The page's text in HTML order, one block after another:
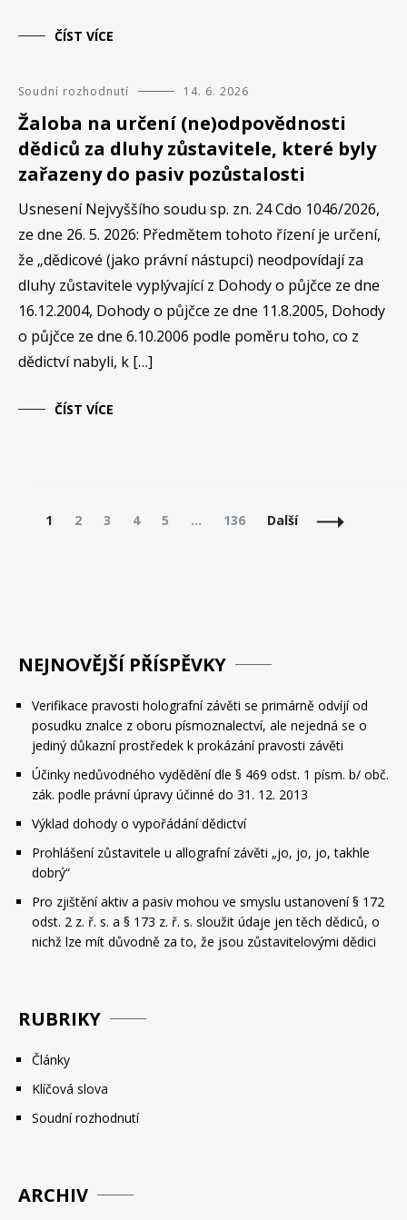
ČÍST VÍCE
Soudní rozhodnutí 14. 6. 2026
Žaloba na určení (ne)odpovědnosti
dědiců za dluhy zůstavitele, které byly
zařazeny do pasiv pozůstalosti
Usnesení Nejvyššího soudu sp. zn. 24 Cdo 1046/2026,
ze dne 26. 5. 2026: Předmětem tohoto řízení je určení,
že „dědicové (jako právní nástupci) neodpovídají za
dluhy zůstavitele vyplývající z Dohody o půjčce ze dne
16.12.2004, Dohody o půjčce ze dne 11.8.2005, Dohody
o půjčce ze dne 6.10.2006 podle poměru toho, co z
dědictví nabyli, k […]
ČÍST VÍCE
Navigace
Stránka
1 Stránka
2 Stránka
3 Stránka
4 Stránka
5 … Stránka
136 Další
NEJNOVĚJŠÍ PŘÍSPĚVKY
Verifikace pravosti holografní závěti se primárně odvíjí od
posudku znalce z oboru písmoznalectví, ale nejedná se o
jediný důkazní prostředek k prokázání pravosti závěti
Účinky nedůvodného vydědění dle § 469 odst. 1 písm. b/ obč.
zák. podle právní úpravy účinné do 31. 12. 2013
Výklad dohody o vypořádání dědictví
Prohlášení zůstavitele u allografní závěti „jo, jo, jo, takhle
dobrý“
Pro zjištění aktiv a pasiv mohou ve smyslu ustanovení § 172
odst. 2 z. ř. s. a § 173 z. ř. s. sloužit údaje jen těch dědiců, o
nichž lze mít důvodně za to, že jsou zůstavitelovými dědici
RUBRIKY
Články
Klíčová slova
Soudní rozhodnutí
ARCHIV